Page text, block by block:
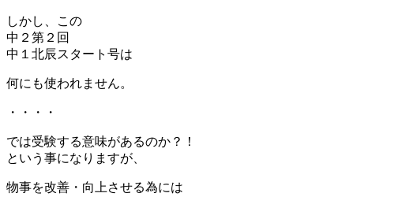
しかし、この
中２第２回
中１北辰スタート号は
何にも使われません。
・・・・
では受験する意味があるのか？！
という事になりますが、
物事を改善・向上させる為には